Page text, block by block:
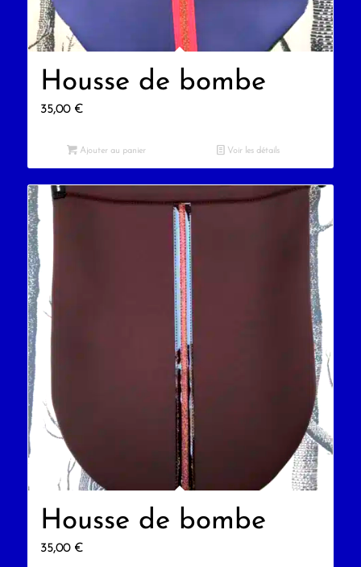
Housse de bombe
35,00 €
Ajouter au panier Voir les détails
Housse de bombe
35,00 €